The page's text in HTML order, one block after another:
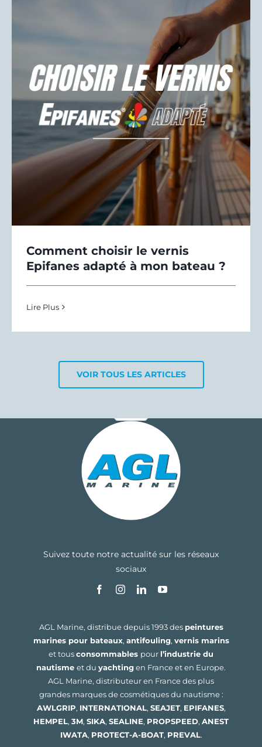
Comment choisir le vernis
Epifanes adapté à mon bateau ?
Lire Plus
VOIR TOUS LES ARTICLES
Suivez toute notre actualité sur les réseaux
sociaux
AGL Marine, distribue depuis 1993 des peintures
marines pour bateaux, antifouling, vernis marins
et tousconsommables pour l’industrie du
nautisme et du yachtingen France et en Europe.
AGL Marine, distributeur en France des plus
grandes marques de cosmétiques du nautisme :
AWLGRIP, INTERNATIONAL, SEAJET, EPIFANES,
HEMPEL, 3M, SIKA, SEALINE, PROPSPEED, ANEST
IWATA, PROTECT-A-BOAT, PREVAL.